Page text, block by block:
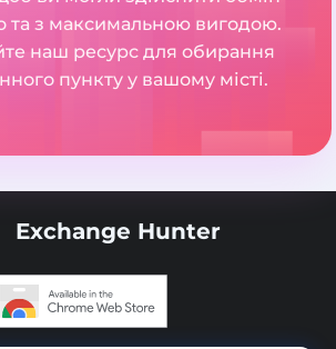
та з максимальною вигодою.
наш ресурс для обирання
пункту у вашому місті.
Exchange Hunter